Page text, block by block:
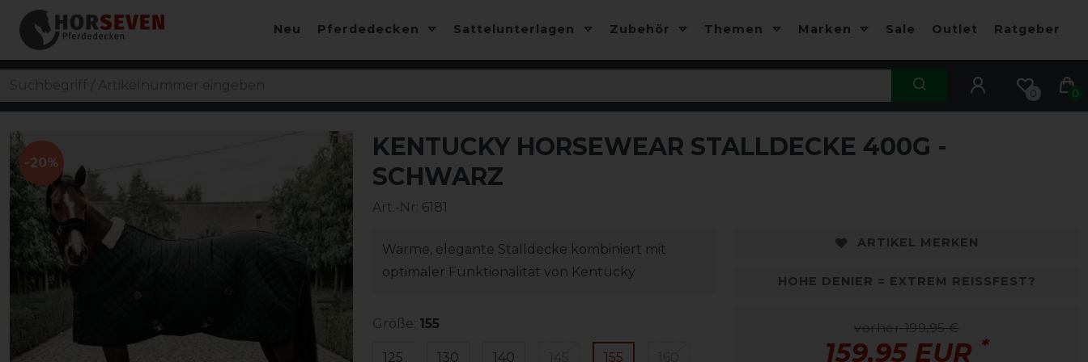
Neu Pferdedecken Sattelunterlagen Zubehör Themen Marken Sale Outlet Ratgeber
0 0
-20%
KENTUCKY HORSEWEAR STALLDECKE 400G -
SCHWARZ
Art.-Nr: 6181
Warme, elegante Stalldecke kombiniert mit
optimaler Funktionalität von Kentucky
Größe: 155
125 130 140 155
ARTIKEL MERKEN
HOHE DENIER = EXTREM REISSFEST?
vorher 199,95 €
159,95 EUR *